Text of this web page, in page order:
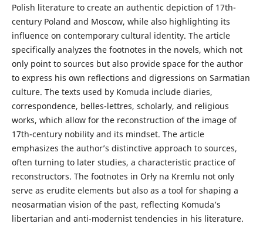
Polish literature to create an authentic depiction of 17th-
century Poland and Moscow, while also highlighting its
influence on contemporary cultural identity. The article
specifically analyzes the footnotes in the novels, which not
only point to sources but also provide space for the author
to express his own reflections and digressions on Sarmatian
culture. The texts used by Komuda include diaries,
correspondence, belles-lettres, scholarly, and religious
works, which allow for the reconstruction of the image of
17th-century nobility and its mindset. The article
emphasizes the author’s distinctive approach to sources,
often turning to later studies, a characteristic practice of
reconstructors. The footnotes in Orły na Kremlu not only
serve as erudite elements but also as a tool for shaping a
neosarmatian vision of the past, reflecting Komuda’s
libertarian and anti-modernist tendencies in his literature.